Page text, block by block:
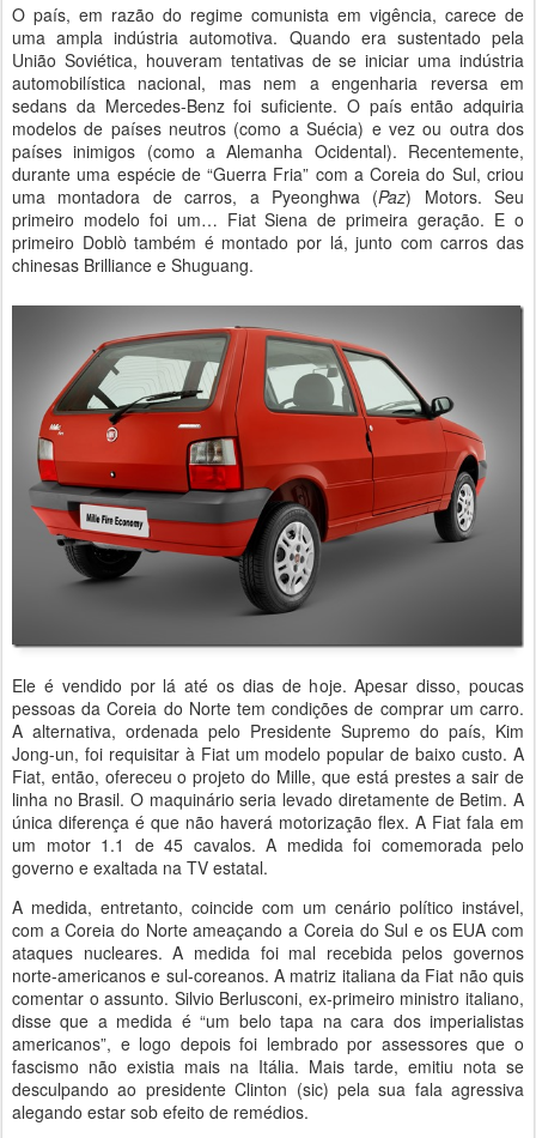
O país, em razão do regime comunista em vigência, carece de
uma ampla indústria automotiva. Quando era sustentado pela
União Soviética, houveram tentativas de se iniciar uma indústria
automobilística nacional, mas nem a engenharia reversa em
sedans da Mercedes-Benz foi suficiente. O país então adquiria
modelos de países neutros (como a Suécia) e vez ou outra dos
países inimigos (como a Alemanha Ocidental). Recentemente,
durante uma espécie de “Guerra Fria” com a Coreia do Sul, criou
uma montadora de carros, a Pyeonghwa (Paz) Motors. Seu
primeiro modelo foi um… Fiat Siena de primeira geração. E o
primeiro Doblò também é montado por lá, junto com carros das
chinesas Brilliance e Shuguang.
Ele é vendido por lá até os dias de hoje. Apesar disso, poucas
pessoas da Coreia do Norte tem condições de comprar um carro.
A alternativa, ordenada pelo Presidente Supremo do país, Kim
Jong-un, foi requisitar à Fiat um modelo popular de baixo custo. A
Fiat, então, ofereceu o projeto do Mille, que está prestes a sair de
linha no Brasil. O maquinário seria levado diretamente de Betim. A
única diferença é que não haverá motorização flex. A Fiat fala em
um motor 1.1 de 45 cavalos. A medida foi comemorada pelo
governo e exaltada na TV estatal.
A medida, entretanto, coincide com um cenário político instável,
com a Coreia do Norte ameaçando a Coreia do Sul e os EUA com
ataques nucleares. A medida foi mal recebida pelos governos
norte-americanos e sul-coreanos. A matriz italiana da Fiat não quis
comentar o assunto. Silvio Berlusconi, ex-primeiro ministro italiano,
disse que a medida é “um belo tapa na cara dos imperialistas
americanos”, e logo depois foi lembrado por assessores que o
fascismo não existia mais na Itália. Mais tarde, emitiu nota se
desculpando ao presidente Clinton (sic) pela sua fala agressiva
alegando estar sob efeito de remédios.